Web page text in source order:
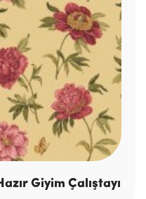
Giyim Çalıştayı